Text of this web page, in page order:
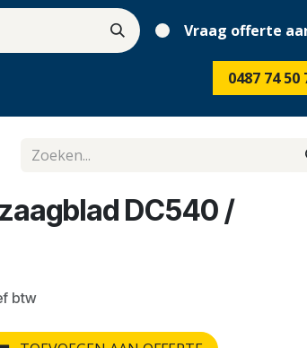
Vraag offerte
0487 74 50
DC540 /
btw